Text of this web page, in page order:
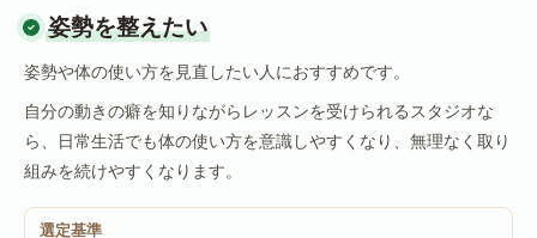
姿勢を整えたい
姿勢や体の使い方を見直したい人におすすめです。
自分の動きの癖を知りながらレッスンを受けられるスタジオな
ら、日常生活でも体の使い方を意識しやすくなり、無理なく取り
組みを続けやすくなります。
選定基準